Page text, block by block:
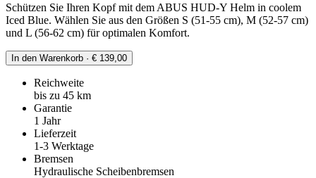
Schützen Sie Ihren Kopf mit dem ABUS HUD-Y Helm in coolem
Iced Blue. Wählen Sie aus den Größen S (51-55 cm), M (52-57 cm)
und L (56-62 cm) für optimalen Komfort.
In den Warenkorb · € 139,00
Reichweite
bis zu 45 km
Garantie
1 Jahr
Lieferzeit
1-3 Werktage
Bremsen
Hydraulische Scheibenbremsen